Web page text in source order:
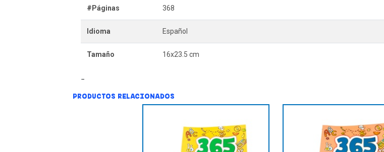
#Páginas 368
Idioma Español
Tamaño 16x23.5 cm
PRODUCTOS RELACIONADOS